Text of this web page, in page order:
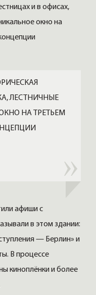
и в офисах,
окно на
ЛЕСТНИЧНЫЕ
НА ТРЕТЬЕМ
афиши с
в этом здании:
— Берлин» и
В процессе
киноплёнки и более